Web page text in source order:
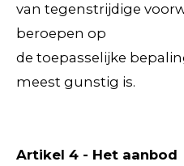
van tegenstrijdige
beroepen op
de toepasselijke
meest gunstig is.
Artikel 4 - Het aanbod